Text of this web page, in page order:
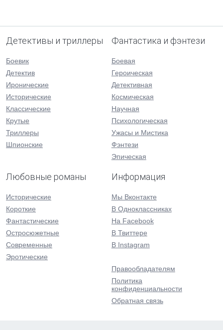
Детективы и триллеры
Боевик
Детектив
Иронические
Исторические
Классические
Крутые
Триллеры
Шпионские
Фантастика и фэнтези
Боевая
Героическая
Детективная
Космическая
Научная
Психологическая
Ужасы и Мистика
Фэнтези
Эпическая
Любовные романы
Исторические
Короткие
Фантастические
Остросюжетные
Современные
Эротические
Информация
Мы Вконтакте
В Одноклассниках
На Facebook
В Твиттере
В Instagram
Правообладателям
Политика
конфиденциальности
Обратная связь